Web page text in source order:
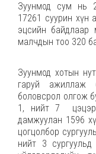
Зуунмод сум нь
17261 суурин хүн
эцсийн
малчдын тоо 320
Зуунмод хотын
гаруй ажиллаж
боловсрол олгож
1, нийт 7
дамжуулан 1596
цогцолбор
нийт 3